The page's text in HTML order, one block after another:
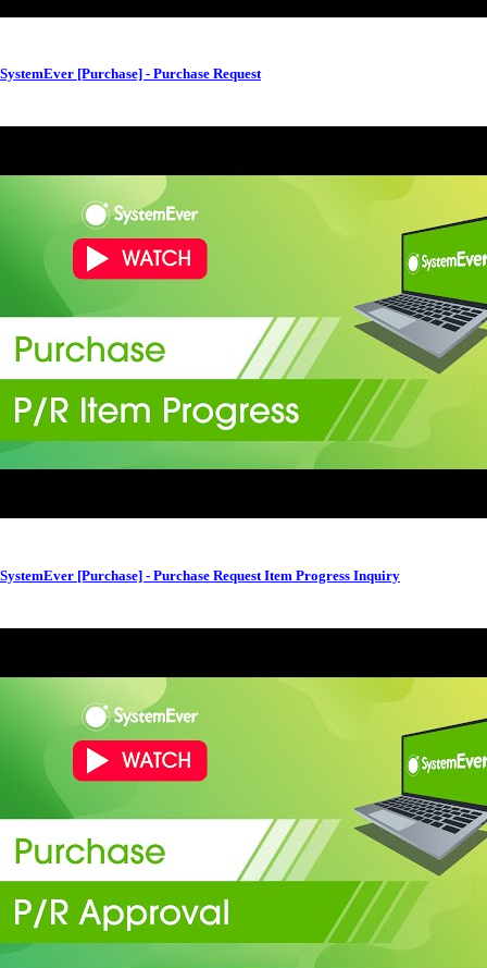
SystemEver [Purchase] - Purchase Request
SystemEver [Purchase] - Purchase Request Item Progress Inquiry